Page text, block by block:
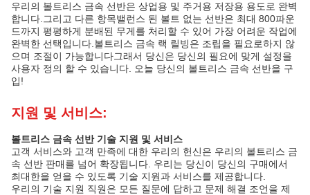
우리의 볼트리스 금속 선반은 상업용 및 주거용 저장용 용도로 완벽
합니다.그리고 다른 항목밸런스 된 볼트 없는 선반은 최대 800파운
드까지 평평하게 분배된 무게를 처리할 수 있어 가장 어려운 작업에
완벽한 선택입니다.볼트리스 금속 랙 릴빙은 조립을 필요로하지 않
으며 조절이 가능합니다그래서 당신은 당신의 필요에 맞게 설정을
사용자 정의 할 수 있습니다. 오늘 당신의 볼트리스 금속 선반을 구
입!
지원 및 서비스:
볼트리스 금속 선반 기술 지원 및 서비스
고객 서비스와 고객 만족에 대한 우리의 헌신은 우리의 볼트리스 금
속 선반 판매를 넘어 확장됩니다. 우리는 당신이 당신의 구매에서
최대한을 얻을 수 있도록 기술 지원과 서비스를 제공합니다.
우리의 기술 지원 직원은 모든 질문에 답하고 문제 해결 조언을 제